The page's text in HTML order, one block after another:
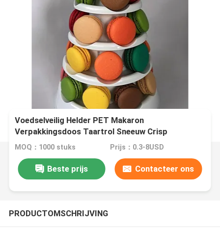
Voedselveilig Helder PET Makaron
Verpakkingsdoos Taartrol Sneeuw Crisp
Bakkoekjes Gebakdoos
MOQ：1000 stuks Prijs：0.3-8USD
Beste prijs Contacteer ons
PRODUCTOMSCHRIJVING